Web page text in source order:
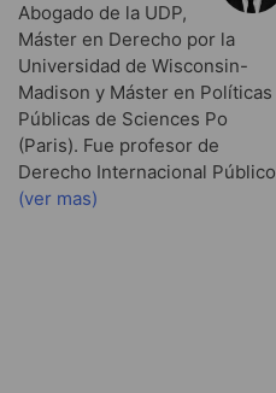
Abogado de la UDP,
Máster en Derecho por la
Universidad de Wisconsin-
Madison y Máster en Políticas
Públicas de Sciences Po
(Paris). Fue profesor de
Derecho Internacional Público
(ver mas)